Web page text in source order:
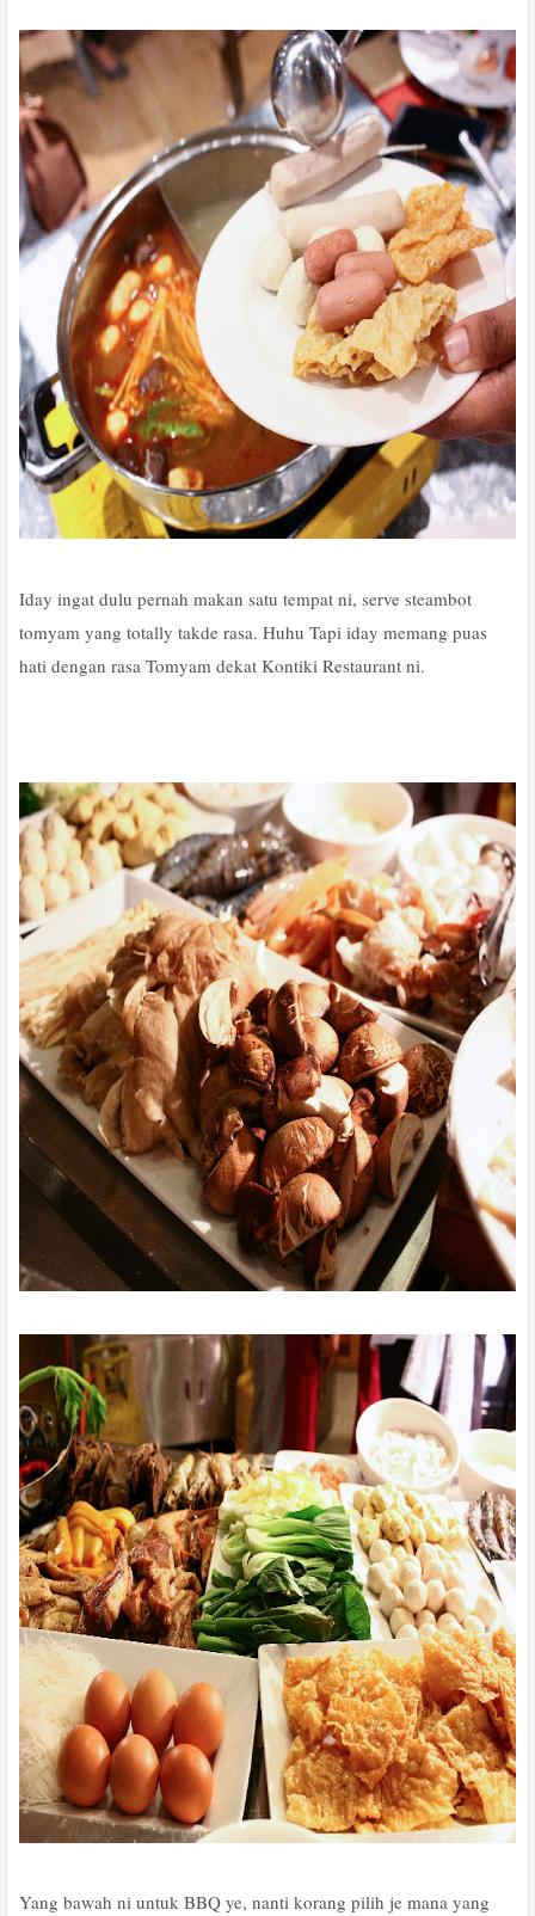
Iday ingat dulu pernah makan satu tempat ni, serve steambot
tomyam yang totally takde rasa. Huhu Tapi iday memang puas
hati dengan rasa Tomyam dekat Kontiki Restaurant ni.
Yang bawah ni untuk BBQ ye, nanti korang pilih je mana yang